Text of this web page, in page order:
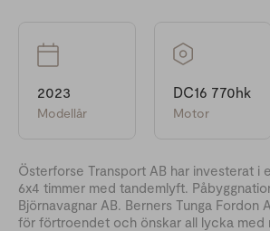
2023
Modellår
DC16 770hk
Motor
Österforse Transport AB har investerat i
6x4 timmer med tandemlyft.
Björnavagnar AB. Berners Tunga Fordon
för förtroendet och önskar all lycka med